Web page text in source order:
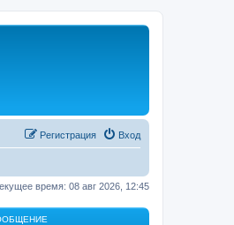
Вход
Регистрация
время: 08 авг 2026, 12:45